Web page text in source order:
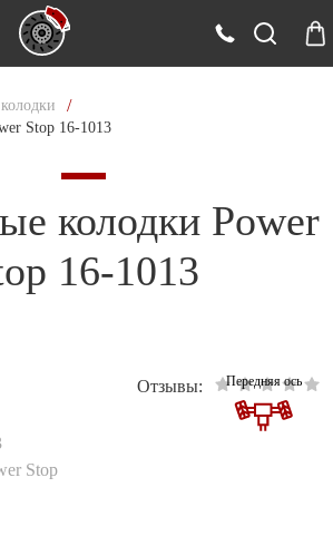
/
Stop 16-1013
колодки Power
16-1013
Передняя ось
Отзывы:
Stop